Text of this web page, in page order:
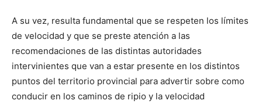
A su vez, resulta fundamental que se respeten los límites
de velocidad y que se preste atención a las
recomendaciones de las distintas autoridades
intervinientes que van a estar presente en los distintos
puntos del territorio provincial para advertir sobre como
conducir en los caminos de ripio y la velocidad